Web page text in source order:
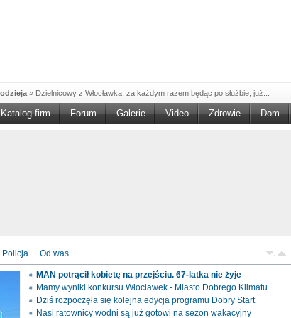
» Dzielnicowy z Włocławka, za każdym razem będąc po służbie, już...
w NGO'»Ruszył nabór w konkursie „Wsparcie Organizacji Wolontariatu w NGO –
» Od czerwca rozpoczął się nowy okres świadczeniowy 800 plus, który
» Policjanci ruchu drogowego przeprowadzili na drogach Włocławka i
Katalog firm Forum Galerie Video Zdrowie Dom
Policja Od was
MAN potrącił kobietę na przejściu. 67-latka nie żyje
Mamy wyniki konkursu Włocławek - Miasto Dobrego Klimatu
Dziś rozpoczęła się kolejna edycja programu Dobry Start
Nasi ratownicy wodni są już gotowi na sezon wakacyjny